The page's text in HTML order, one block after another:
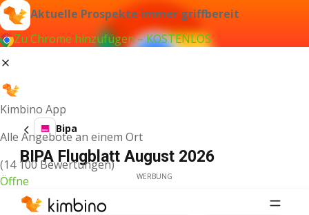
Aktuelle Prospekte immer griffbereit
Zu Chrome hinzufügen – KOSTENLOS
Kimbino App
Alle Angebote an einem Ort
(14 100 Bewertungen)
Öffne
Bipa
BIPA Flugblatt August 2026
WERBUNG